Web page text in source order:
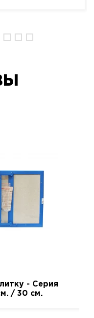
- Серия
/ 30 см.